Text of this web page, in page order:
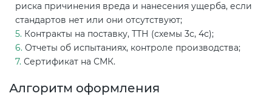
риска причинения вреда и нанесения ущерба, если
стандартов нет или они отсутствуют;
Контракты на поставку, ТТН (схемы 3с, 4с);
Отчеты об испытаниях, контроле производства;
Сертификат на СМК.
Алгоритм оформления